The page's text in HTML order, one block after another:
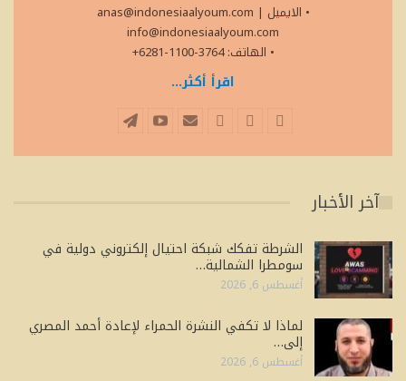
• الايميل
anas@indonesiaalyoum.com |
info@indonesiaalyoum.com
• الهاتف: 3764-1100-6281+
اقرأ أكثر...
آخر الأخبار
الشرطة تفكك شبكة احتيال إلكتروني دولية في
سومطرا الشمالية…
أغسطس 6, 2026
لماذا لا تكفي النشرة الحمراء لإعادة أحمد المصري
إلى…
أغسطس 6, 2026